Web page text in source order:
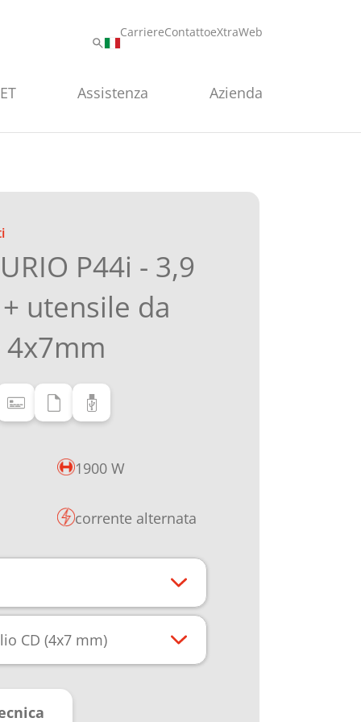
CarriereContattoeXtraWeb
Assistenza Azienda
P44i - 3,9
utensile da
4x7mm
1900 W
corrente alternata
CD (4x7 mm)